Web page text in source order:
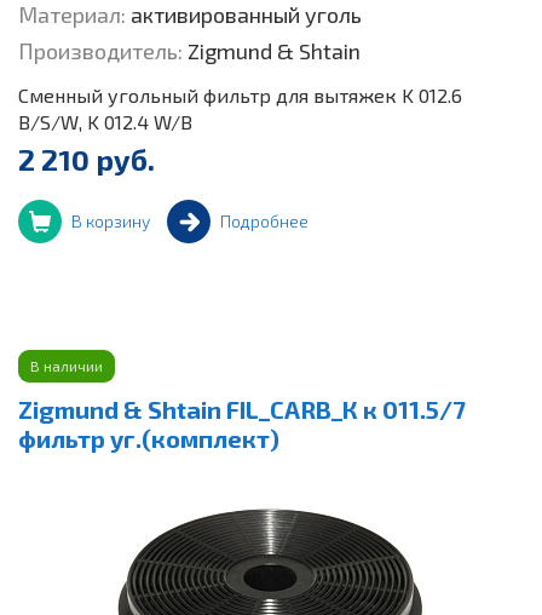
Материал: активированный уголь
Производитель: Zigmund & Shtain
Сменный угольный фильтр для вытяжек K 012.6
B/S/W, K 012.4 W/B
2 210 руб.
В корзину Подробнее
В наличии
Zigmund & Shtain FIL_CARB_К к 011.5/7
фильтр уг.(комплект)